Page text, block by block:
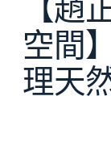
【
空間
理天